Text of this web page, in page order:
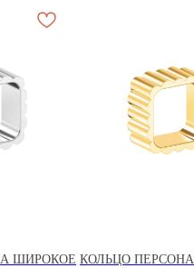
ШИРОКОЕ КОЛЬЦО